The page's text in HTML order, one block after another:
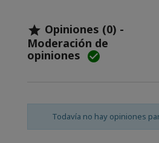
 Opiniones (0) -
Moderación de
opiniones 
Todavía no hay opiniones